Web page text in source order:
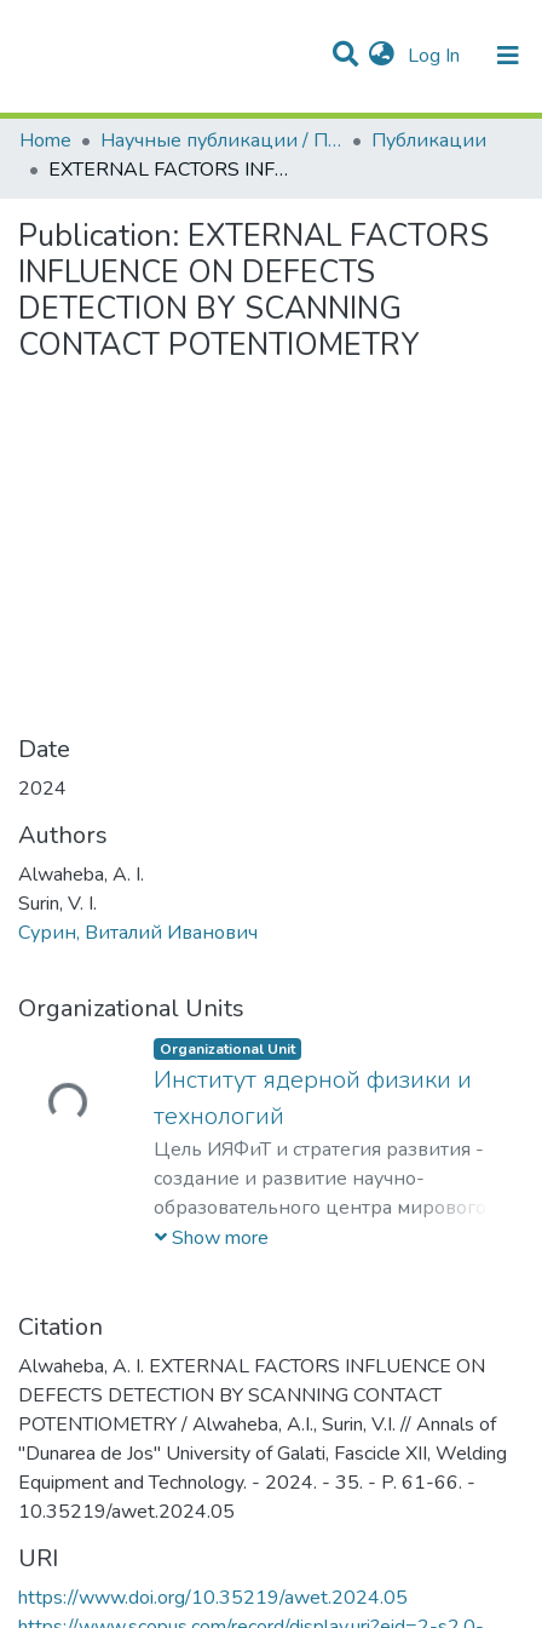
Log In (current)
Statistics
Communities & Collections
Home
Научные публикации / Препринты
Публикации
EXTERNAL FACTORS INFLUENCE ON DEFECTS DETECTION BY SCANNING CONTACT POTENTIOMETRY
Publication: EXTERNAL FACTORS
INFLUENCE ON DEFECTS
DETECTION BY SCANNING
CONTACT POTENTIOMETRY
Date
2024
Authors
Alwaheba, A. I.
Surin, V. I.
Сурин, Виталий Иванович
Organizational Units
Organizational Unit
Институт ядерной физики и
технологий
Цель ИЯФиТ и стратегия развития -
создание и развитие научно-
образовательного центра мирового
уровня в области ядерной физики и
космофизики.
Show more
Citation
Alwaheba, A. I. EXTERNAL FACTORS INFLUENCE ON
DEFECTS DETECTION BY SCANNING CONTACT
POTENTIOMETRY / Alwaheba, A.I., Surin, V.I. // Annals of
"Dunarea de Jos" University of Galati, Fascicle XII, Welding
Equipment and Technology. - 2024. - 35. - P. 61-66. -
10.35219/awet.2024.05
URI
https://www.doi.org/10.35219/awet.2024.05